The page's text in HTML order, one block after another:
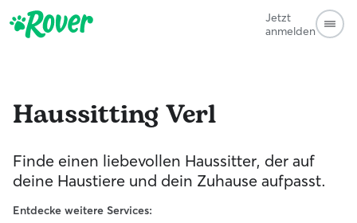
Jetzt
anmelden
HaussittingVerl
Finde einen liebevollen Haussitter, der auf
deine Haustiere und dein Zuhause aufpasst.
Entdecke weitere Services: